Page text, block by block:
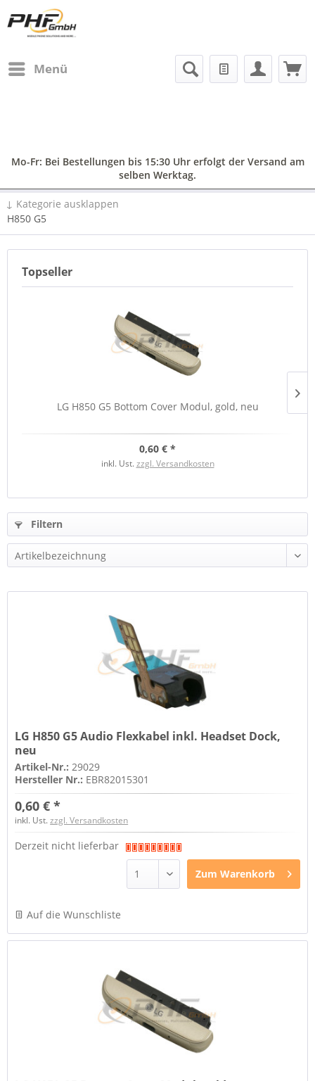
Menü
Mo-Fr: Bei Bestellungen bis 15:30 Uhr erfolgt der Versand am
selben Werktag.
↓ Kategorie ausklappen
H850 G5
Topseller
LG H850 G5 Bottom Cover Modul, gold, neu
0,60 € *
inkl. Ust.zzgl. Versandkosten
Filtern
LG H850 G5 Audio Flexkabel inkl. Headset Dock,
neu
Artikel-Nr.:29029
Hersteller Nr.: EBR82015301
0,60 € *
inkl. Ust.zzgl. Versandkosten
Derzeit nicht lieferbar
Zum Warenkorb
Auf die Wunschliste